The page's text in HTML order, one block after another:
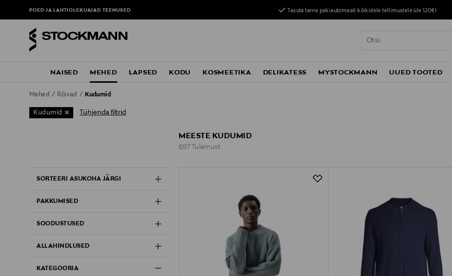
POED JA LAHTIOLEKUAJADTEENUSED Tasuta tarne pakiautomaati kõikidele tellimustele üle 120€!
NAISED MEHED LAPSED KODU KOSMEETIKA DELIKATESS MYSTOCKMANN UUED TOOTED
Mehed Rõivad Kudumid
Kudumid Tühjenda filtrid
SORTEERI ASUKOHA JÄRGI
PAKKUMISED
SOODUSTUSED
ALLAHINDLUSED
KATEGOORIA
MEESTE KUDUMID
697 Tulemust